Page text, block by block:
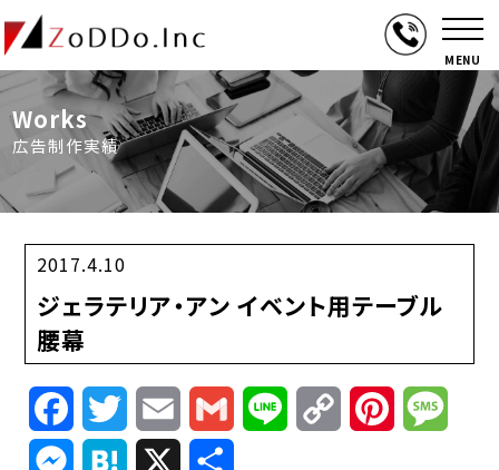
MENU
Works
広告制作実績
2017.4.10
ジェラテリア・アン イベント用テーブル
腰幕
FacebookTwitterEmail Gmail Line
Copy
Link
Pinterest
Messenger
Hatena